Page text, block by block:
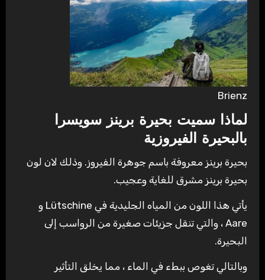
Brienz
لماذا سميت بحيرة برينز سويسرا
بالبحيرة الفيروزية
بحيرة برينز معروفة باسم جوهرة الفيروز. وذلك لان لون
بحيرة برينز مشرق للغاية وعجيب.
يأتي هذا اللون من المياه الجليدية في Lütschine و
Aare ، والتي تنقل جزيئات صغيرة من الرواسب إلى
البحيرة.
وبالتالي تغوص ببطء في الماء ، مما يخلق التأثير